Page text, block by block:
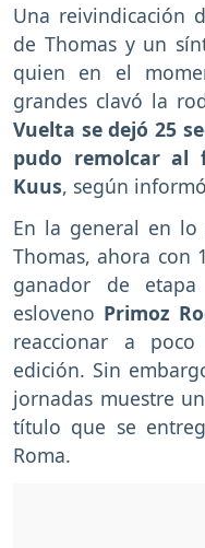
Una reivindicación
de Thomas y un
quien en el
grandes clavó la
Vuelta se dejó 25
pudo remolcar al
Kuus, según
En la general en lo
Thomas, ahora con
ganador de
esloveno Primoz
reaccionar a
edición. Sin
jornadas muestre
título que se
Roma.